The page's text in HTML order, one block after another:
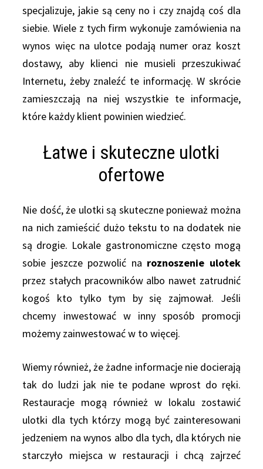
specjalizuje, jakie są ceny no i czy znajdą coś dla
siebie. Wiele z tych firm wykonuje zamówienia na
wynos więc na ulotce podają numer oraz koszt
dostawy, aby klienci nie musieli przeszukiwać
Internetu, żeby znaleźć te informację. W skrócie
zamieszczają na niej wszystkie te informacje,
które każdy klient powinien wiedzieć.
Łatwe i skuteczne ulotki
ofertowe
Nie dość, że ulotki są skuteczne ponieważ można
na nich zamieścić dużo tekstu to na dodatek nie
są drogie. Lokale gastronomiczne często mogą
sobie jeszcze pozwolić na roznoszenie ulotek
przez stałych pracowników albo nawet zatrudnić
kogoś kto tylko tym by się zajmował. Jeśli
chcemy inwestować w inny sposób promocji
możemy zainwestować w to więcej.
Wiemy również, że żadne informacje nie docierają
tak do ludzi jak nie te podane wprost do ręki.
Restauracje mogą również w lokalu zostawić
ulotki dla tych którzy mogą być zainteresowani
jedzeniem na wynos albo dla tych, dla których nie
starczyło miejsca w restauracji i chcą zajrzeć